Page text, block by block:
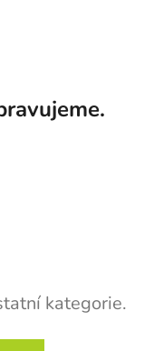
kategorie.